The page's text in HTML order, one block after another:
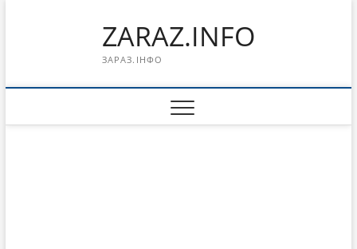
ZARAZ.INFO
ЗАРАЗ.ІНФО